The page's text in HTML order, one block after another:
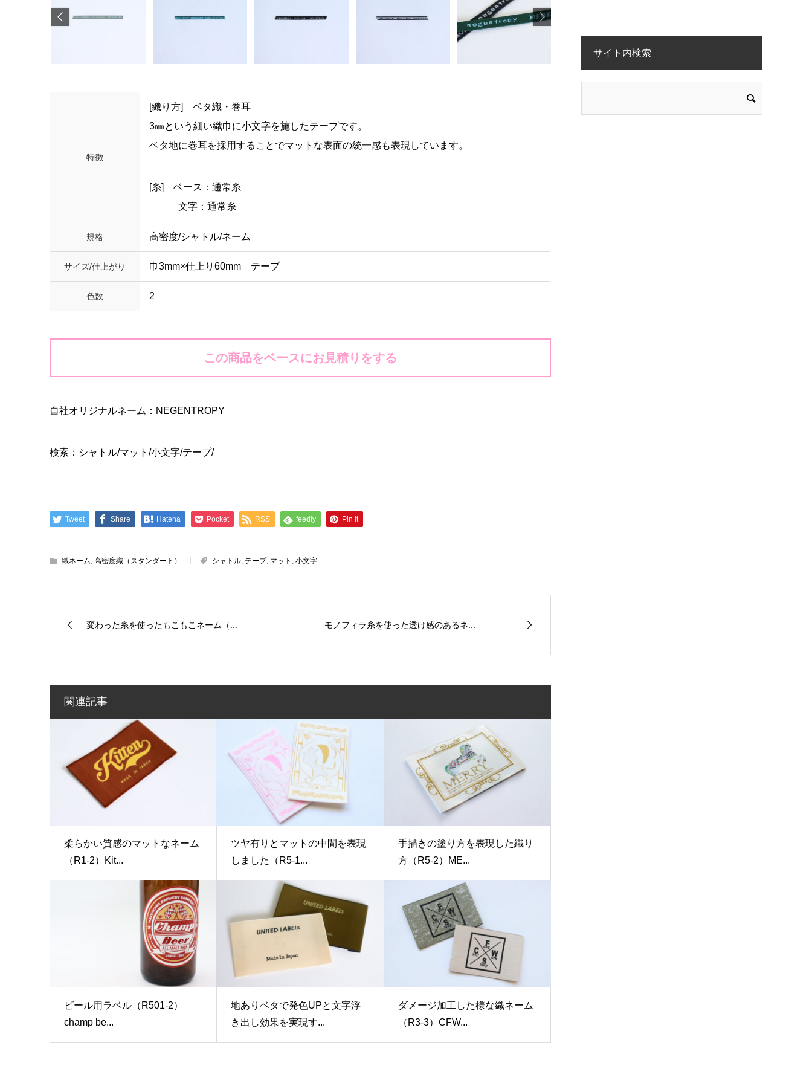
特徴
[織り方] ベタ織・巻耳
3㎜という細い織巾に小文字を施したテープです。
ベタ地に巻耳を採用することでマットな表面の統一感も表現しています。
[糸] ベース：通常糸
文字：通常糸
規格 高密度/シャトル/ネーム
サイズ/仕上がり 巾3mm×仕上り60mm テープ
色数 2
この商品をベースにお見積りをする
自社オリジナルネーム：NEGENTROPY
検索：シャトル/マット/小文字/テープ/
Tweet Share Hatena Pocket RSS feedly Pin it
織ネーム, 高密度織（スタンダート） シャトル, テープ, マット , 小文字
変わった糸を使ったもこもこネーム（... モノフィラ糸を使った透け感のあるネ...
関連記事
柔らかい質感のマットなネーム
（R1-2）Kit...
ツヤ有りとマットの中間を表現
しました（R5-1...
手描きの塗り方を表現した織り
方（R5-2）ME...
ビール用ラベル（R501-2）
champ be...
地ありベタで発色UPと文字浮
き出し効果を実現す...
ダメージ加工した様な織ネーム
（R3-3）CFW...
サイト内検索